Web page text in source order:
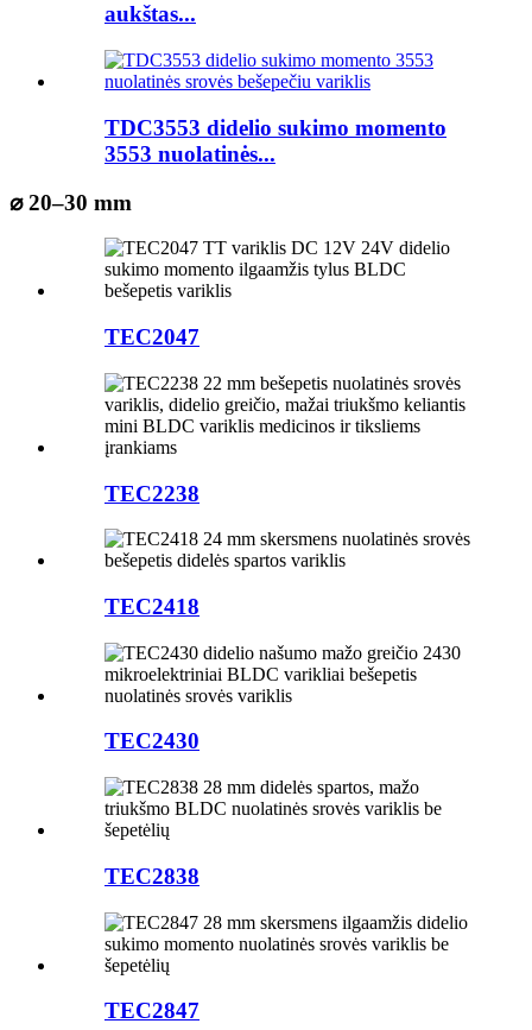
aukštas...
TDC3553 didelio sukimo momento
3553 nuolatinės...
⌀ 20–30 mm
TEC2047
TEC2238
TEC2418
TEC2430
TEC2838
TEC2847